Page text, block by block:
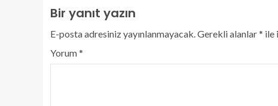
Bir yanıt yazın
E-posta adresiniz yayınlanmayacak. Gerekli alanlar* ile
Yorum*